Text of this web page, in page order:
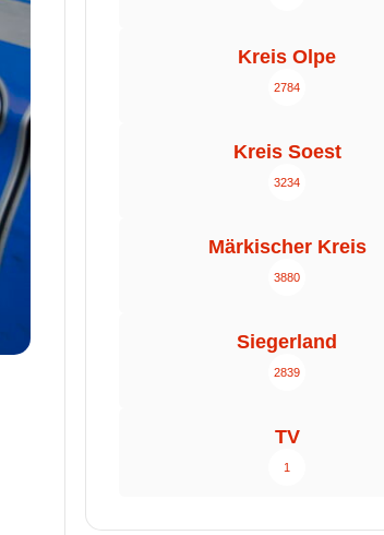
Kreis Olpe
2784
Kreis Soest
3234
Märkischer Kreis
3880
Siegerland
2839
TV
1